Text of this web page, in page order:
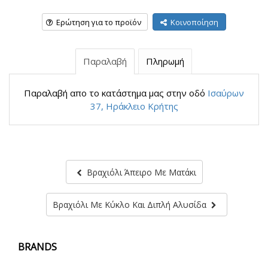
Ερώτηση για το προϊόν Κοινοποίηση
Παραλαβή Πληρωμή
Παραλαβή απο το κατάστημα μας στην οδό Ισαύρων
37, Ηράκλειο Κρήτης
Βραχιόλι Άπειρο Με Ματάκι
Βραχιόλι Με Κύκλο Και Διπλή Αλυσίδα
BRANDS